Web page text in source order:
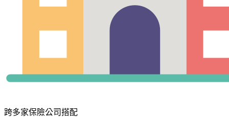
跨多家保險公司搭配